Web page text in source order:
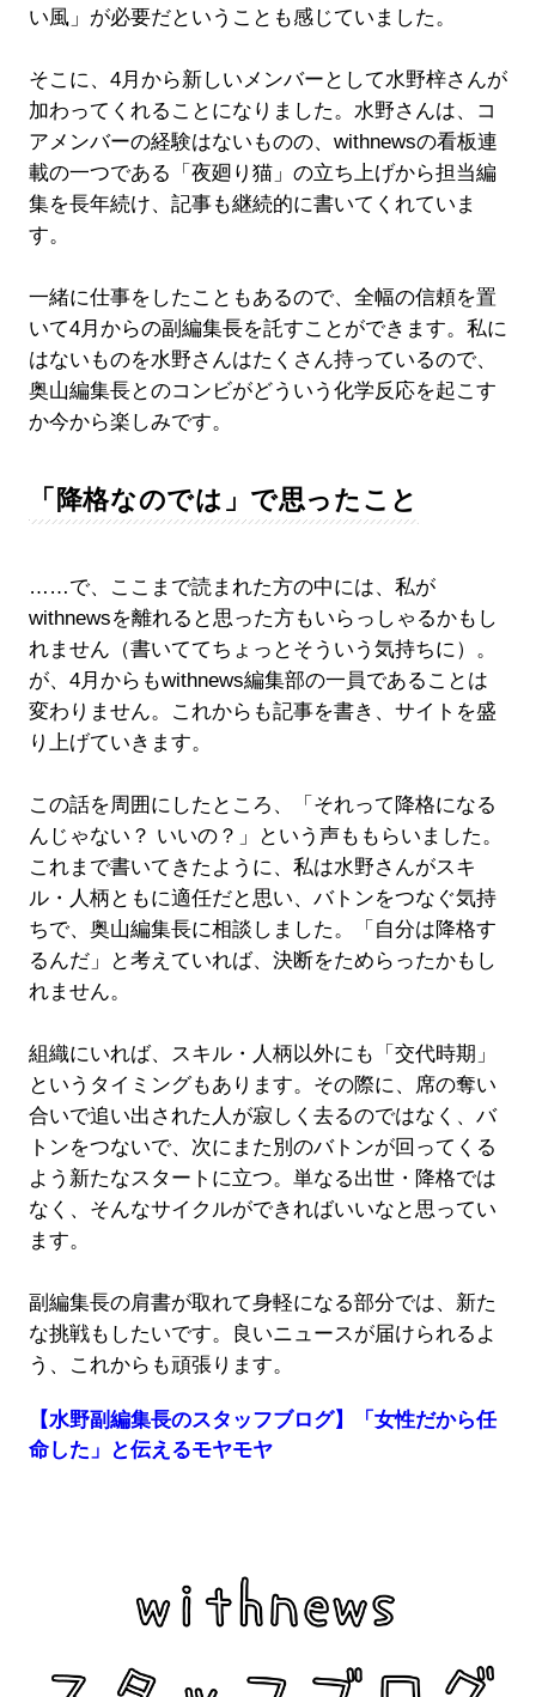
い風」が必要だということも感じていました。
そこに、4月から新しいメンバーとして水野梓さんが
加わってくれることになりました。水野さんは、コ
アメンバーの経験はないものの、withnewsの看板連
載の一つである「夜廻り猫」の立ち上げから担当編
集を長年続け、記事も継続的に書いてくれていま
す。
一緒に仕事をしたこともあるので、全幅の信頼を置
いて4月からの副編集長を託すことができます。私に
はないものを水野さんはたくさん持っているので、
奥山編集長とのコンビがどういう化学反応を起こす
か今から楽しみです。
「降格なのでは」で思ったこと
……で、ここまで読まれた方の中には、私が
withnewsを離れると思った方もいらっしゃるかもし
れません（書いててちょっとそういう気持ちに）。
が、4月からもwithnews編集部の一員であることは
変わりません。これからも記事を書き、サイトを盛
り上げていきます。
この話を周囲にしたところ、「それって降格になる
んじゃない？ いいの？」という声ももらいました。
これまで書いてきたように、私は水野さんがスキ
ル・人柄ともに適任だと思い、バトンをつなぐ気持
ちで、奥山編集長に相談しました。「自分は降格す
るんだ」と考えていれば、決断をためらったかもし
れません。
組織にいれば、スキル・人柄以外にも「交代時期」
というタイミングもあります。その際に、席の奪い
合いで追い出された人が寂しく去るのではなく、バ
トンをつないで、次にまた別のバトンが回ってくる
よう新たなスタートに立つ。単なる出世・降格では
なく、そんなサイクルができればいいなと思ってい
ます。
副編集長の肩書が取れて身軽になる部分では、新た
な挑戦もしたいです。良いニュースが届けられるよ
う、これからも頑張ります。
【水野副編集長のスタッフブログ】「女性だから任
命した」と伝えるモヤモヤ